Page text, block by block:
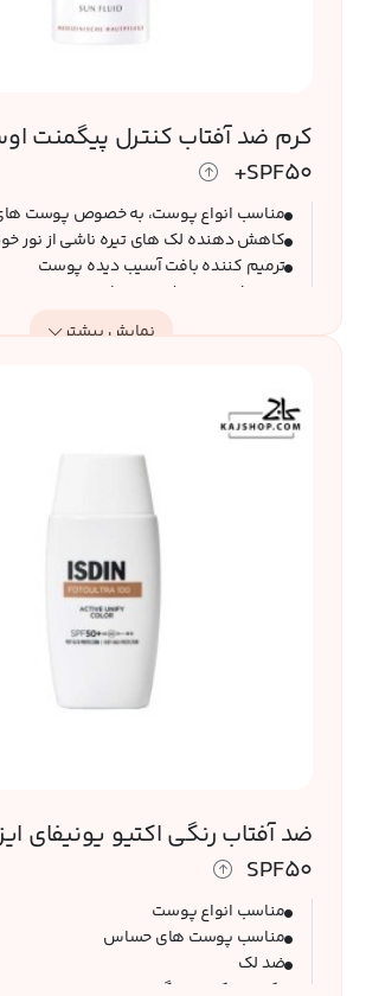
کرم ضد آفتاب کنترل پیگمنت
SPF50+
مناسب انواع پوست، به خصوص پوست
کاهش دهنده لک های تیره ناشی از نور
ترمیم کننده بافت آسیب دیده پوست
تست شده توسط متخصصان پوست
بافت سبک و فلوئیدینمایش بیشتر
ضد آفتاب رنگی اکتیو یونیفای
SPF50
مناسب انواع پوست
مناسب پوست های حساس
ضد لک
یکدست کننده رنگ پوست